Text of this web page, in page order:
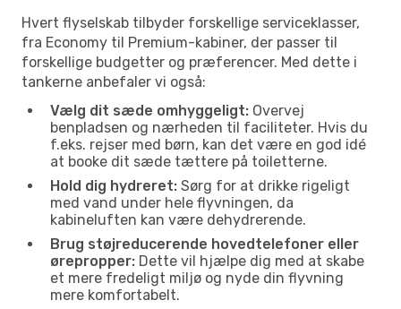
Hvert flyselskab tilbyder forskellige serviceklasser,
fra Economy til Premium-kabiner, der passer til
forskellige budgetter og præferencer. Med dette i
tankerne anbefaler vi også:
Vælg dit sæde omhyggeligt: Overvej
benpladsen og nærheden til faciliteter. Hvis du
f.eks. rejser med børn, kan det være en god idé
at booke dit sæde tættere på toiletterne.
Hold dig hydreret: Sørg for at drikke rigeligt
med vand under hele flyvningen, da
kabineluften kan være dehydrerende.
Brug støjreducerende hovedtelefoner eller
ørepropper: Dette vil hjælpe dig med at skabe
et mere fredeligt miljø og nyde din flyvning
mere komfortabelt.